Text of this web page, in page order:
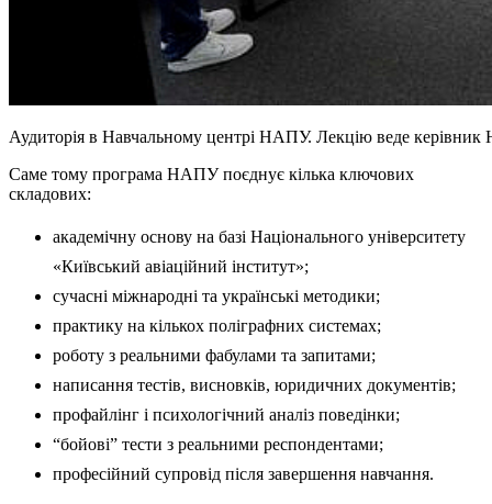
Аудиторія в Навчальному центрі НАПУ. Лекцію веде
Саме тому програма НАПУ поєднує кілька ключових
складових:
академічну основу на базі Національного університету
«Київський авіаційний інститут»;
сучасні міжнародні та українські методики;
практику на кількох поліграфних системах;
роботу з реальними фабулами та запитами;
написання тестів, висновків, юридичних документів;
профайлінг і психологічний аналіз поведінки;
“бойові” тести з реальними респондентами;
професійний супровід після завершення навчання.